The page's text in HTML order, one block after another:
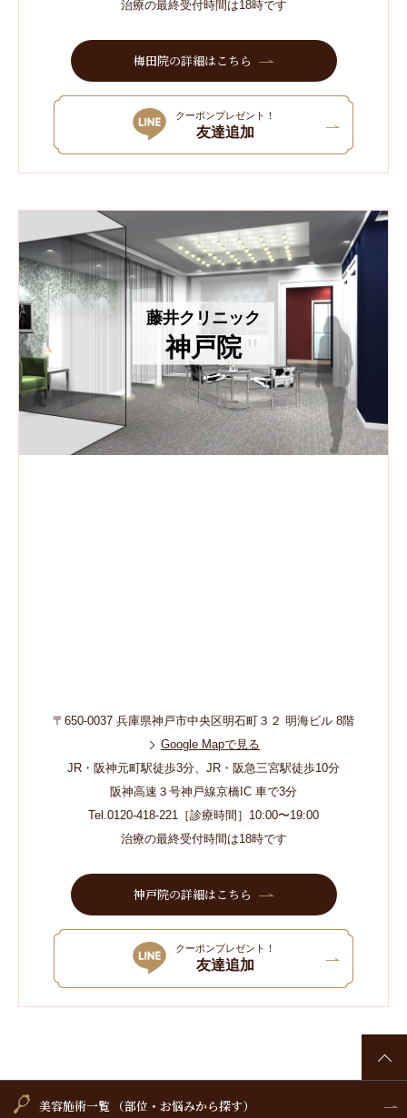
治療の最終受付時間は18時です
梅田院の詳細はこちら
クーポンプレゼント！
友達追加
藤井クリニック
神戸院
〒650-0037 兵庫県神戸市中央区明石町３２ 明海ビル 8階
Google Mapで見る
JR・阪神元町駅徒歩3分、JR・阪急三宮駅徒歩10分
阪神高速３号神戸線京橋IC 車で3分
Tel.0120-418-221［診療時間］10:00〜19:00
治療の最終受付時間は18時です
神戸院の詳細はこちら
クーポンプレゼント！
友達追加
美容施術一覧 （部位・お悩みから探す）